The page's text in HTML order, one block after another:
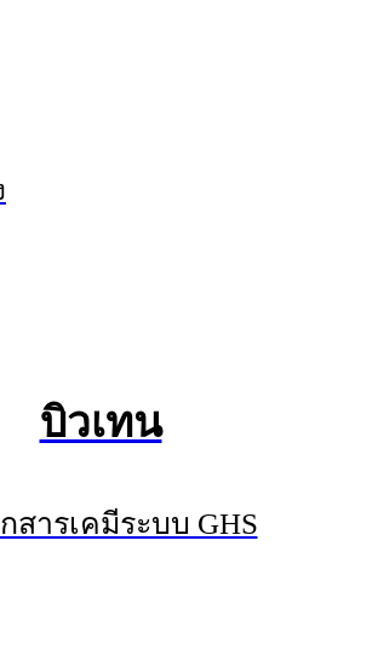
บิวเทน
สารเคมีระบบ GHS